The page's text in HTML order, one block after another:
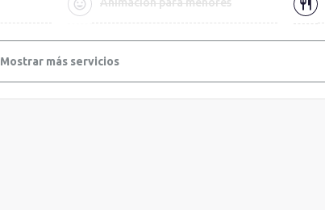
Animación para menores
Mostrar más servicios